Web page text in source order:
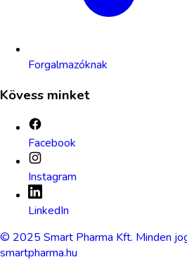
Forgalmazóknak
Kövess minket
Facebook
Instagram
LinkedIn
© 2025 Smart Pharma Kft. Minden
smartpharma.hu